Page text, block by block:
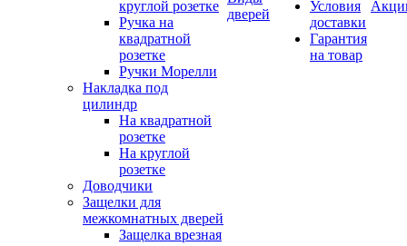
круглой розетке
Ручка на
квадратной
розетке
Ручки Морелли
Накладка под
цилиндр
На квадратной
розетке
На круглой
розетке
Доводчики
Защелки для
межкомнатных дверей
Защелка врезная
дверей
Условия
доставки
Гарантия
на товар